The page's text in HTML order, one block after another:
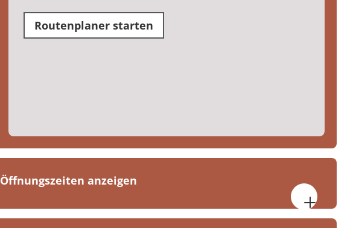
Routenplaner starten
Öffnungszeiten anzeigen
Montag bis Freitag